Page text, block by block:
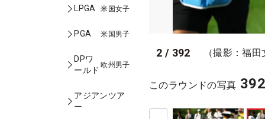
LPGA 米国女子
PGA 米国男子
DPワ
ールド
欧州男子
アジアンツア
ー
2 / 392 （撮影：福
このラウンドの写真